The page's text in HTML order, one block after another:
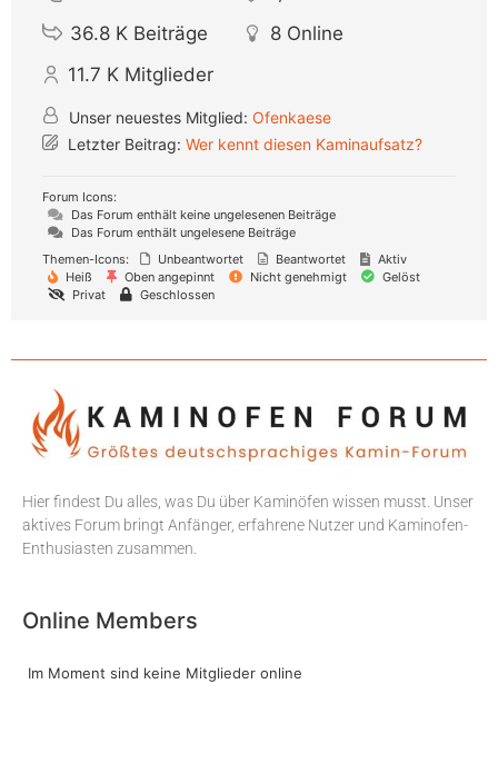
36.8 K Beiträge 8 Online
11.7 K Mitglieder
Unser neuestes Mitglied: Ofenkaese
Letzter Beitrag: Wer kennt diesen Kaminaufsatz?
Forum Icons:
Das Forum enthält keine ungelesenen Beiträge
Das Forum enthält ungelesene Beiträge
Themen-Icons:
Unbeantwortet Beantwortet
Aktiv
Heiß
Oben angepinnt Nicht genehmigt
Gelöst
Privat
Geschlossen
Hier findest Du alles, was Du über Kaminöfen wissen musst. Unser
aktives Forum bringt Anfänger, erfahrene Nutzer und Kaminofen-
Enthusiasten zusammen.
Online Members
Im Moment sind keine Mitglieder online